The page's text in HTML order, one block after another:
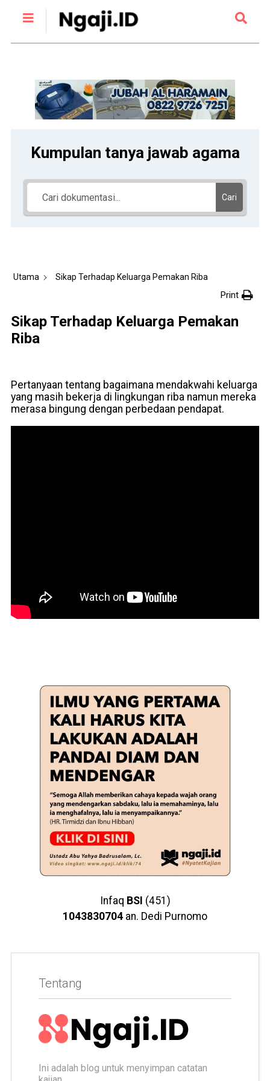
Kumpulan tanya jawab agama
Cari
Utama Sikap Terhadap Keluarga Pemakan Riba
Print
Sikap Terhadap Keluarga Pemakan
Riba
Pertanyaan tentang bagaimana mendakwahi keluarga
yang masih bekerja di lingkungan riba namun mereka
merasa bingung dengan perbedaan pendapat.
Infaq BSI (451)
1043830704 an. Dedi Purnomo
Tentang
Ini adalah blog untuk menyimpan catatan